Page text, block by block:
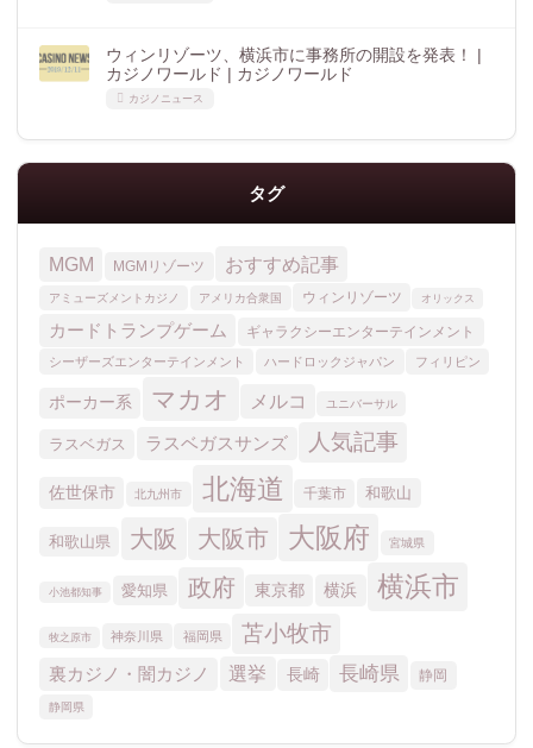
ウィンリゾーツ、横浜市に事務所の開設を発表！ |
カジノワールド | カジノワールド
カジノニュース
タグ